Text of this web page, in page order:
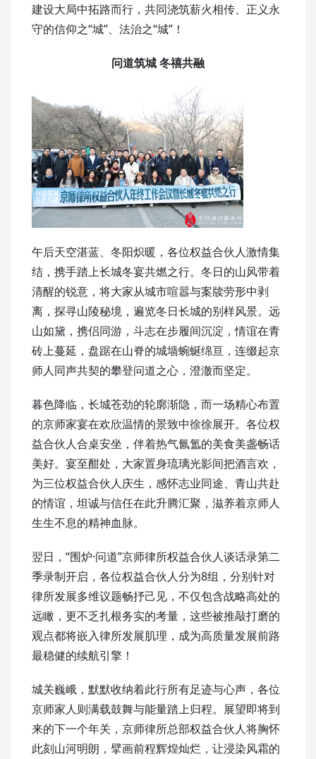
建设大局中拓路而行，共同浇筑薪火相传、正义永
守的信仰之“城”、法治之“城”！
问道筑城 冬禧共融
午后天空湛蓝、冬阳炽暖，各位权益合伙人激情集
结，携手踏上长城冬宴共燃之行。冬日的山风带着
清醒的锐意，将大家从城市喧嚣与案牍劳形中剥
离，探寻山陵秘境，遍览冬日长城的别样风景。远
山如黛，携侣同游，斗志在步履间沉淀，情谊在青
砖上蔓延，盘踞在山脊的城墙蜿蜒绵亘，连缀起京
师人同声共契的攀登问道之心，澄澈而坚定。
暮色降临，长城苍劲的轮廓渐隐，而一场精心布置
的京师家宴在欢欣温情的景致中徐徐展开。各位权
益合伙人合桌安坐，伴着热气氤氲的美食美盏畅话
美好。宴至酣处，大家置身琉璃光影间把酒言欢，
为三位权益合伙人庆生，感怀志业同途、青山共赴
的情谊，坦诚与信任在此升腾汇聚，滋养着京师人
生生不息的精神血脉。
翌日，“围炉·问道”京师律所权益合伙人谈话录第二
季录制开启，各位权益合伙人分为8组，分别针对
律所发展多维议题畅抒己见，不仅包含战略高处的
远瞰，更不乏扎根务实的考量，这些被推敲打磨的
观点都将嵌入律所发展肌理，成为高质量发展前路
最稳健的续航引擎！
城关巍峨，默默收纳着此行所有足迹与心声，各位
京师家人则满载鼓舞与能量踏上归程。展望即将到
来的下一个年关，京师律所总部权益合伙人将胸怀
此刻山河明朗，擘画前程辉煌灿烂，让浸染风霜的